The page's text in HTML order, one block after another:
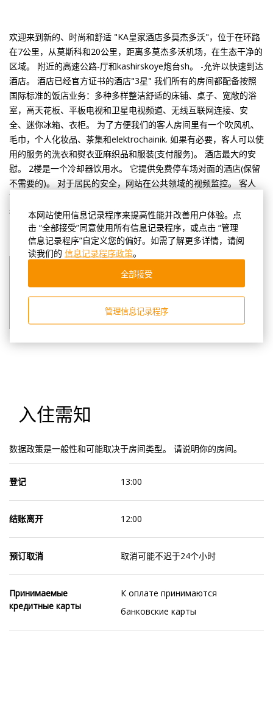
本网站使用信息记录程序来提高性能并改善用户体验。点
击 “全部接受”同意使用所有信息记录程序，或点击 “管理
信息记录程序”自定义您的偏好。如需了解更多详情，请阅
读我们的 信息记录程序政策。
全部接受
管理信息记录程序
欢迎来到新的、时尚和舒适 "KA皇家酒店多莫杰多沃"，位于在环路
在7公里，从莫斯科和20公里，距离多莫杰多沃机场，在生态干净的
区域。 附近的高速公路-厅和kashirskoye炮台sh。 -允许以快速到达
酒店。 酒店已经官方证书的酒店"3星" 我们所有的房间都配备按照
国际标准的饭店业务：多种多样整洁舒适的床铺、桌子、宽敞的浴
室，高天花板、平板电视和卫星电视频道、无线互联网连接、安
全、迷你冰箱、衣柜。 为了方便我们的客人房间里有一个吹风机、
毛巾，个人化妆品、茶集和elektrochainik. 如果有必要，客人可以使
用的服务的洗衣和熨衣亚麻织品和服装(支付服务)。 酒店最大的安
慰。 2楼是一个冷却器饮用水。 它提供免费停车场对面的酒店(保留
不需要的)。 对于居民的安全，网站在公共领域的视频监控。 客人
可以要求一个会议，并传送到机场和火车站(支付服务)。 酒店的接
待员说俄语和英语，他们将帮助在任何问题：从预订的机票，组织
了游览。
入住需知
数据政策是一般性和可能取决于房间类型。 请说明你的房间。
登记 13:00
结账离开 12:00
预订取消 取消可能不迟于24个小时
Принимаемые
кредитные карты
К оплате принимаются
банковские карты